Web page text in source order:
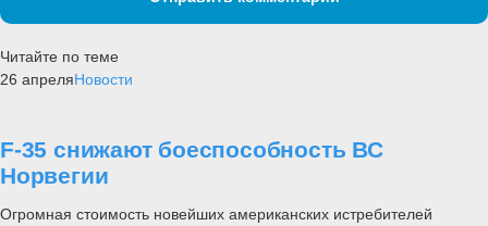
Читайте по теме
26 апреляНовости
F-35 снижают боеспособность ВС
Норвегии
Огромная стоимость новейших американских истребителей